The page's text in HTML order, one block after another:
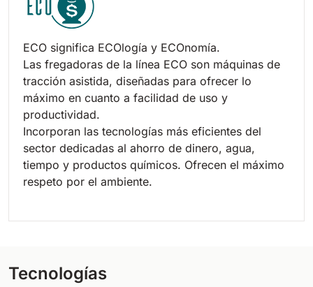
ECO significa ECOlogía y ECOnomía.
Las fregadoras de la línea ECO son máquinas de
tracción asistida, diseñadas para ofrecer lo
máximo en cuanto a facilidad de uso y
productividad.
Incorporan las tecnologías más eficientes del
sector dedicadas al ahorro de dinero, agua,
tiempo y productos químicos. Ofrecen el máximo
respeto por el ambiente.
Tecnologías